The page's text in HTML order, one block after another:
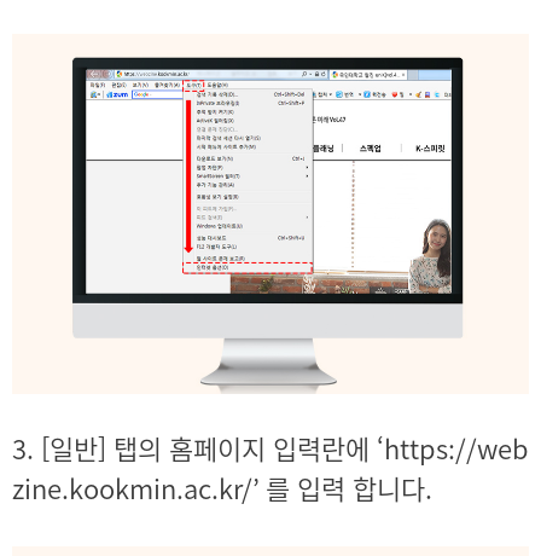
3. [일반] 탭의 홈페이지 입력란에 ‘https://web
zine.kookmin.ac.kr/’ 를 입력 합니다.